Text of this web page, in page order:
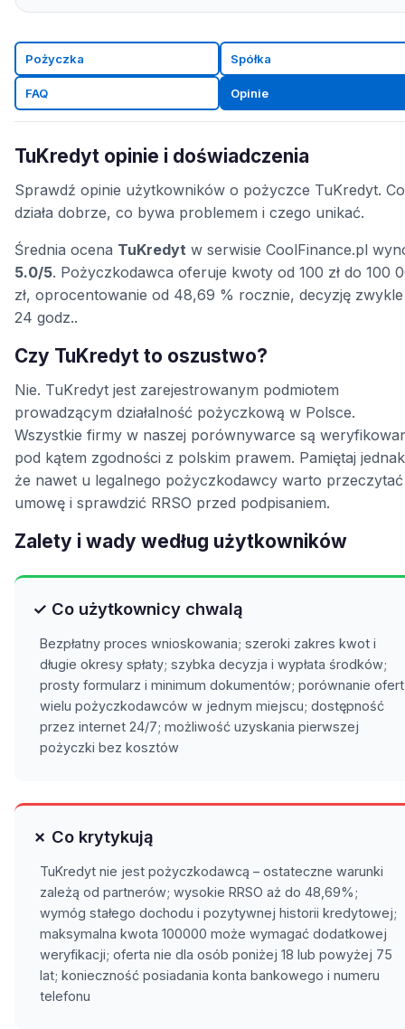
Pożyczka Spółka
FAQ Opinie
TuKredyt opinie i doświadczenia
Sprawdź opinie użytkowników o pożyczce TuKredyt. Co
działa dobrze, co bywa problemem i czego unikać.
Średnia ocena TuKredyt w serwisie CoolFinance.pl
5.0/5. Pożyczkodawca oferuje kwoty od 100 zł do 100
zł, oprocentowanie od 48,69 % rocznie, decyzję
24 godz..
Czy TuKredyt to oszustwo?
Nie. TuKredyt jest zarejestrowanym podmiotem
prowadzącym działalność pożyczkową w Polsce.
Wszystkie firmy w naszej porównywarce są
pod kątem zgodności z polskim prawem. Pamiętaj
że nawet u legalnego pożyczkodawcy warto przeczytać
umowę i sprawdzić RRSO przed podpisaniem.
Zalety i wady według użytkowników
✓ Co użytkownicy chwalą
Bezpłatny proces wnioskowania; szeroki zakres kwot i
długie okresy spłaty; szybka decyzja i wypłata środków;
prosty formularz i minimum dokumentów; porównanie ofert
wielu pożyczkodawców w jednym miejscu; dostępność
przez internet 24/7; możliwość uzyskania pierwszej
pożyczki bez kosztów
✗ Co krytykują
TuKredyt nie jest pożyczkodawcą – ostateczne warunki
zależą od partnerów; wysokie RRSO aż do 48,69%;
wymóg stałego dochodu i pozytywnej historii kredytowej;
maksymalna kwota 100000 może wymagać dodatkowej
weryfikacji; oferta nie dla osób poniżej 18 lub powyżej 75
lat; konieczność posiadania konta bankowego i numeru
telefonu